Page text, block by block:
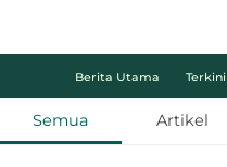
Berita Utama Terkini
Semua Artikel